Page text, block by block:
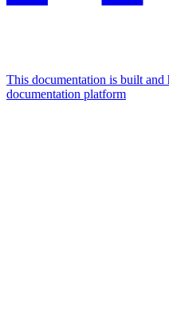
This documentation is built
documentation platform